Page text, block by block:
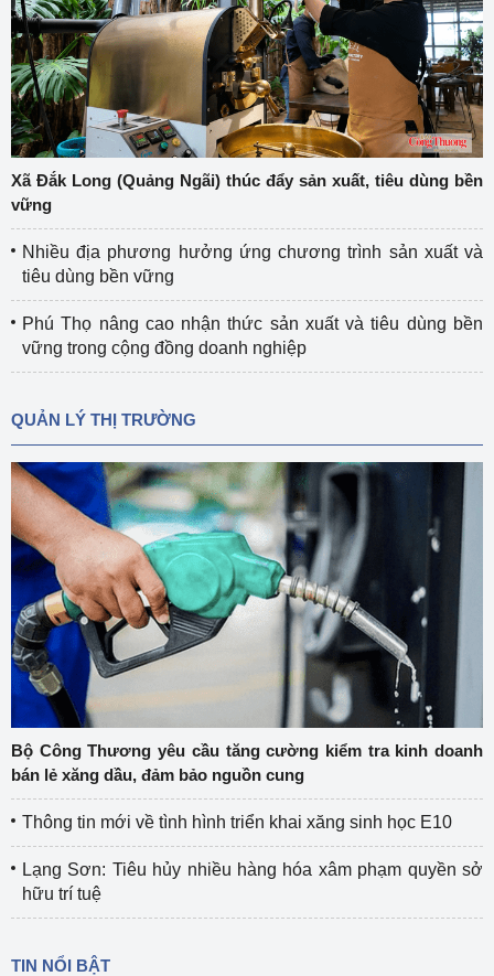
Xã Đắk Long (Quảng Ngãi) thúc đẩy sản xuất, tiêu dùng bền
vững
Nhiều địa phương hưởng ứng chương trình sản xuất và
tiêu dùng bền vững
Phú Thọ nâng cao nhận thức sản xuất và tiêu dùng bền
vững trong cộng đồng doanh nghiệp
QUẢN LÝ THỊ TRƯỜNG
Bộ Công Thương yêu cầu tăng cường kiểm tra kinh doanh
bán lẻ xăng dầu, đảm bảo nguồn cung
Thông tin mới về tình hình triển khai xăng sinh học E10
Lạng Sơn: Tiêu hủy nhiều hàng hóa xâm phạm quyền sở
hữu trí tuệ
TIN NỔI BẬT